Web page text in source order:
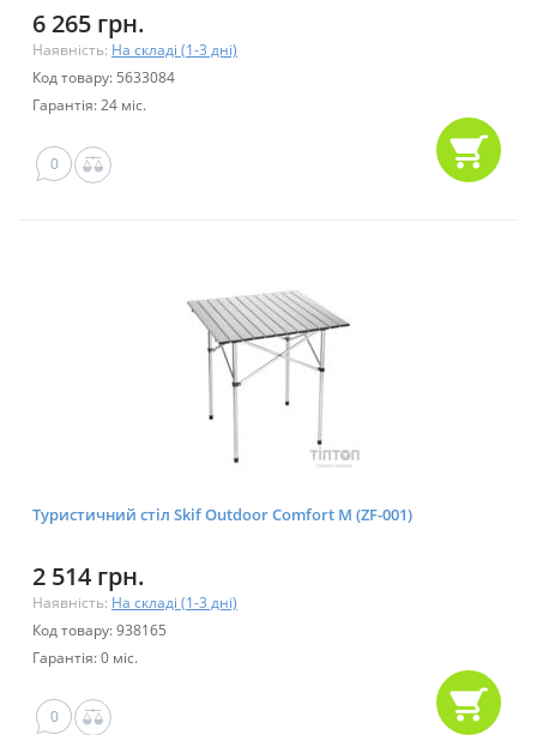
6 265 грн.
Наявність: На складі (1-3 дні)
Код товару: 5633084
Гарантія: 24 міс.
0
Туристичний стіл Skif Outdoor Comfort M (ZF-001)
2 514 грн.
Наявність: На складі (1-3 дні)
Код товару: 938165
Гарантія: 0 міс.
0